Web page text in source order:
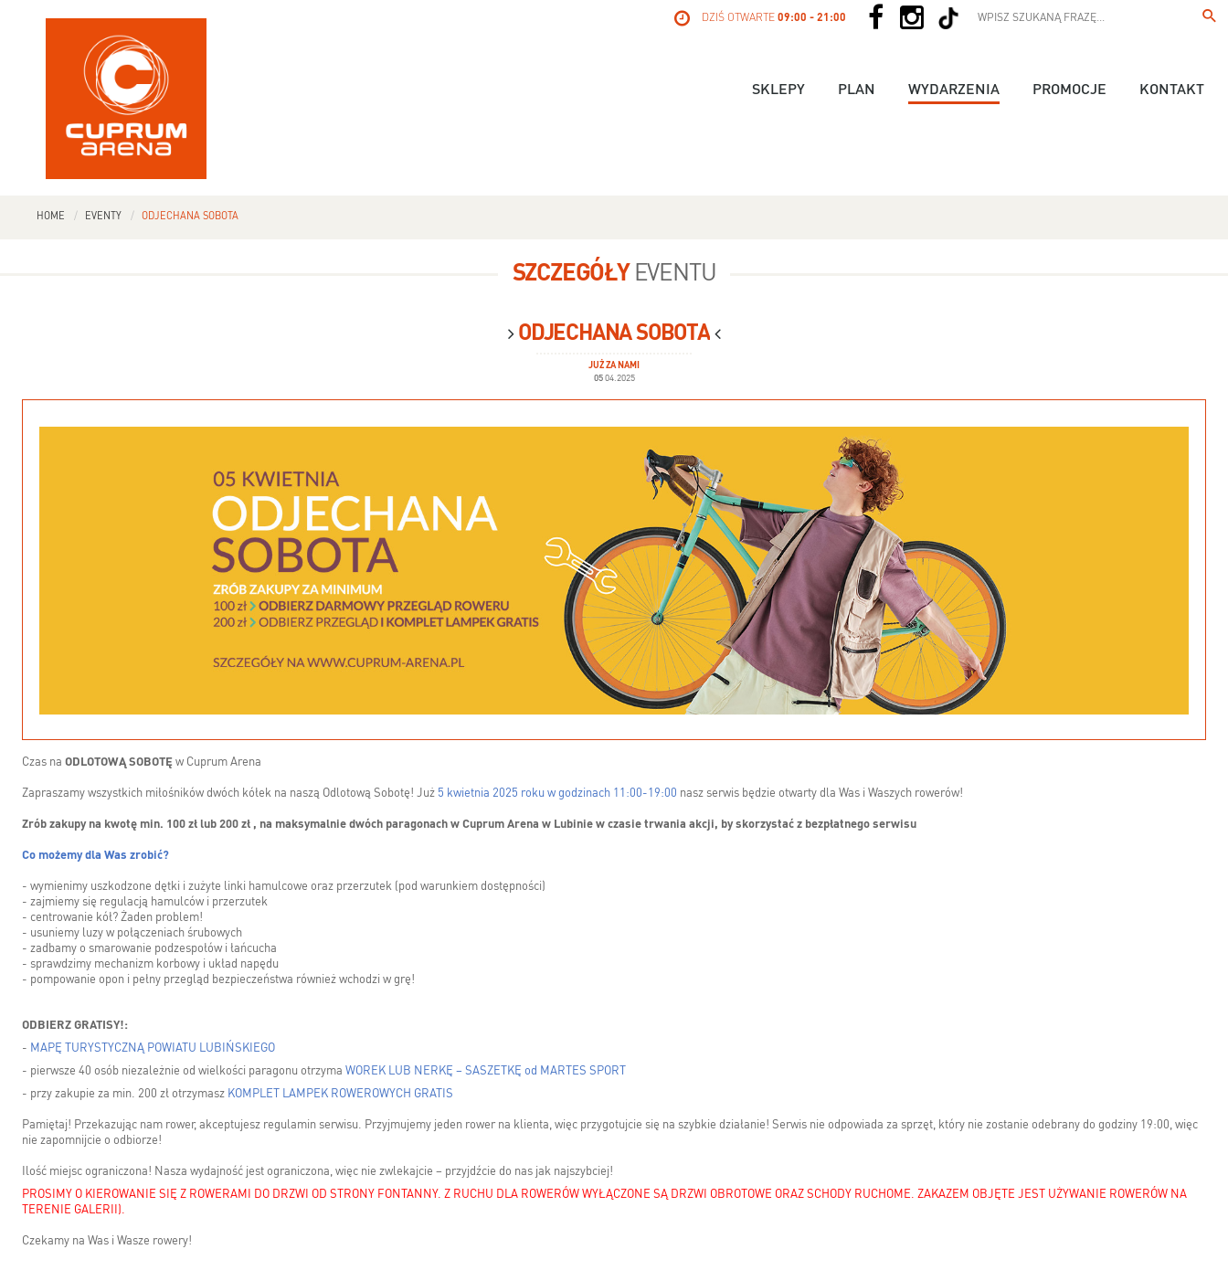
DZIŚ OTWARTE 09:00 - 21:00
SKLEPY PLAN WYDARZENIA PROMOCJE KONTAKT
HOME EVENTY ODJECHANA SOBOTA
SZCZEGÓŁYEVENTU
ODJECHANA SOBOTA
JUŻ ZA NAMI
0504.2025
Czas na ODLOTOWĄ SOBOTĘ w Cuprum Arena
Zapraszamy wszystkich miłośników dwóch kółek na naszą Odlotową Sobotę! Już 5 kwietnia 2025 roku w godzinach 11:00-19:00 nasz serwis będzie otwarty dla Was i Waszych rowerów!
Zrób zakupy na kwotę min. 100 zł lub 200 zł , na maksymalnie dwóch paragonach w Cuprum Arena w Lubinie w czasie trwania akcji, by skorzystać z bezpłatnego serwisu
Co możemy dla Was zrobić?
- wymienimy uszkodzone dętki i zużyte linki hamulcowe oraz przerzutek (pod warunkiem dostępności)
- zajmiemy się regulacją hamulców i przerzutek
- centrowanie kół? Żaden problem!
- usuniemy luzy w połączeniach śrubowych
- zadbamy o smarowanie podzespołów i łańcucha
- sprawdzimy mechanizm korbowy i układ napędu
- pompowanie opon i pełny przegląd bezpieczeństwa również wchodzi w grę!
ODBIERZ GRATISY!:
- MAPĘ TURYSTYCZNĄ POWIATU LUBIŃSKIEGO
- pierwsze 40 osób niezależnie od wielkości paragonu otrzyma WOREK LUB NERKĘ – SASZETKĘ od MARTES SPORT
- przy zakupie za min. 200 zł otrzymasz KOMPLET LAMPEK ROWEROWYCH GRATIS
Pamiętaj! Przekazując nam rower, akceptujesz regulamin serwisu. Przyjmujemy jeden rower na klienta, więc przygotujcie się na szybkie działanie! Serwis nie odpowiada za sprzęt, który nie zostanie odebrany do godziny 19:00, więc
nie zapomnijcie o odbiorze!
Ilość miejsc ograniczona! Nasza wydajność jest ograniczona, więc nie zwlekajcie – przyjdźcie do nas jak najszybciej!
PROSIMY O KIEROWANIE SIĘ Z ROWERAMI DO DRZWI OD STRONY FONTANNY. Z RUCHU DLA ROWERÓW WYŁĄCZONE SĄ DRZWI OBROTOWE ORAZ SCHODY RUCHOME. ZAKAZEM OBJĘTE JEST UŻYWANIE ROWERÓW NA
TERENIE GALERII).
Czekamy na Was i Wasze rowery!